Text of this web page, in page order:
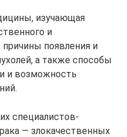
изучающая
и
причины появления и
а также способы
и возможность
специалистов-
— злокачественных